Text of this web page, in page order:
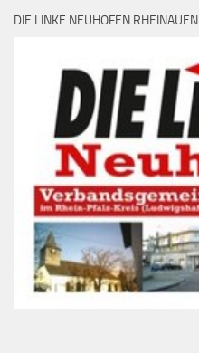
DIE LINKE NEUHOFEN RHEINAUEN